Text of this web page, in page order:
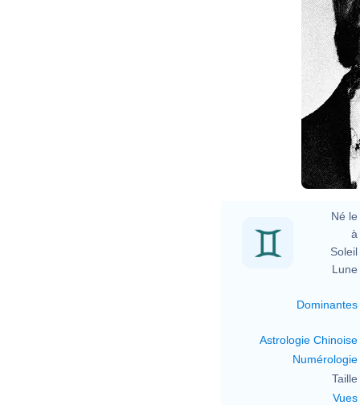
Né le
à
Soleil
Lune
Dominantes
Astrologie Chinoise
Numérologie
Taille
Vues